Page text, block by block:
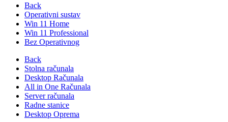
Back
Operativni sustav
Win 11 Home
Win 11 Professional
Bez Operativnog
Back
Stolna računala
Desktop Računala
All in One Računala
Server računala
Radne stanice
Desktop Oprema